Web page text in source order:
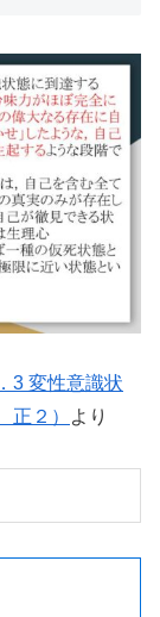
3 変性意識状
２）
より